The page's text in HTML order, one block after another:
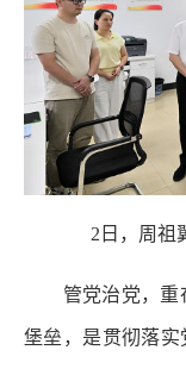
2日，周祖
管党治党，重在
堡垒，是贯彻落实